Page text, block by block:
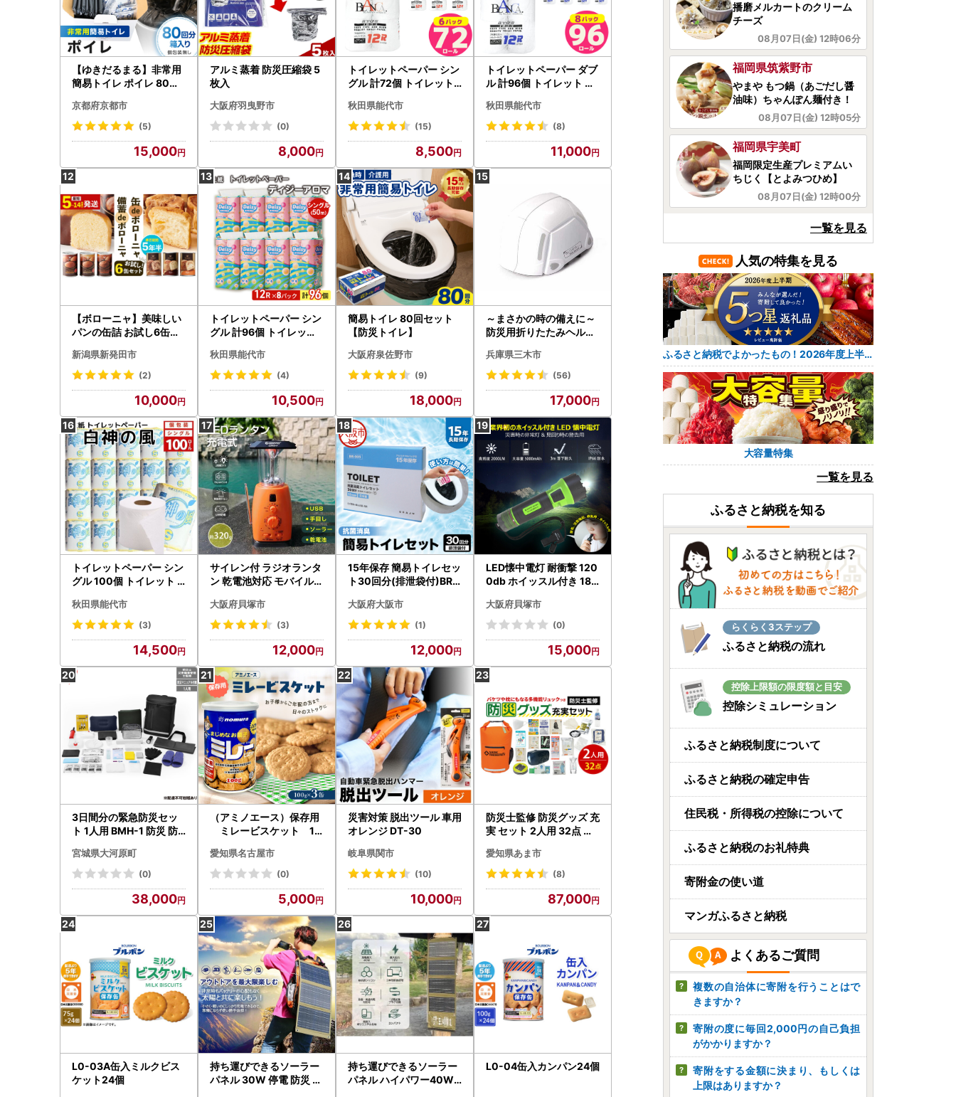
【ゆきだるまる】非常用
簡易トイレ ポイレ 80回
(個包装無し) ｜京都 防災
グッズ 携帯トイレ
京都府京都市
(5)
15,000
アルミ蒸着 防災圧縮袋 5
枚入
大阪府羽曳野市
(0)
8,000
トイレットペーパー シン
グル 計72個 トイレット
秋田県能代市
(15)
8,500
トイレットペーパー ダブ
ル 計96個 トイレット ブ
秋田県能代市
(8)
11,000
【ボローニャ】美味しい
パンの缶詰 お試し6缶セ
新潟県新発田市
(2)
10,000
トイレットペーパー シン
グル 計96個 トイレット
秋田県能代市
(4)
10,500
簡易トイレ 80回セット
【防災トイレ】
大阪府泉佐野市
(9)
18,000
～まさかの時の備えに～
防災用折りたたみヘルメ
イト）
兵庫県三木市
(56)
17,000
トイレットペーパー シン
グル 100個 トイレット
秋田県能代市
(3)
14,500
サイレン付 ラジオランタ
ン 乾電池対応 モバイルラ
大阪府貝塚市
(3)
12,000
15年保存 簡易トイレセッ
ト30回分(排泄袋付)BR-
0001
大阪府大阪市
(1)
12,000
LED懐中電灯 耐衝撃 120
0db ホイッスル付き 180
8FZ
大阪府貝塚市
(0)
15,000
3日間分の緊急防災セッ
ト 1人用 BMH-1 防災 防
リュック 一人用 3日間避
難 ブラック 必要なもの
ット 避難リュック 非常用
監修 災害備蓄管理士監修
宮城県大河原町
(0)
38,000
（アミノエース）保存用
ミレービスケット 10
愛知県名古屋市
(0)
5,000
災害対策 脱出ツール 車用
オレンジ DT-30
岐阜県関市
(10)
10,000
防災士監修 防災グッズ 充
実 セット 2人用 32点 防
携帯トイレ 簡易トイレ 清
潔用品 ランタン 非常用持
避難グッズ 災害セット 非
震災 被災 ナテック 送料
愛知県あま市
(8)
87,000
L0-03A缶入ミルクビス
ケット24個
持ち運びできるソーラー
パネル 30W 停電 防災 防
持ち運びできるソーラー
パネル ハイパワー40W
L0-04缶入カンパン24個
やまや もつ鍋（あごだし醤
油味）ちゃんぽん麺付き！
08月07日(金) 12時05分
福岡県宇美町
福岡限定生産プレミアムい
ちじく【とよみつひめ】
08月07日(金) 12時00分
宮崎県西都市
＜2026発送＞杉田農園 訳あ
り 西都市産 ご家庭用完熟...
08月07日(金) 12時00分
やまびこ味噌
08月07日(金) 12時16分
山形県酒田市
🍇秋の入口はもうすぐ！大
粒ブドウを頬張ろう😋🍇
08月07日(金) 12時14分
宮崎県美郷町
宮崎県産乾椎茸 どんこ
08月07日(金) 12時12分
長崎県長崎市
【7営業日以内発送】長崎五
島灘一汐干し 合計12枚
08月07日(金) 12時11分
長崎和牛ステーキリブロー
ス
08月07日(金) 12時09分
高知県土佐市
美しい透かし模様！高級ポ
ケットティッシュ
08月07日(金) 12時08分
兵庫県加古川市
チーズ
08月07日(金) 12時06分
福岡県筑紫野市
やまや もつ鍋（あごだし醤
油味）ちゃんぽん麺付き！
08月07日(金) 12時05分
福岡県宇美町
福岡限定生産プレミアムい
ちじく【とよみつひめ】
宮崎県西都市
＜2026発送＞杉田農園 訳あ
08月07日(金) 12時00分
一覧を見る
人気の特集を見る
ふるさと納税でよかったもの！2026年度上半期 レビュー5つ星返礼品
大容量特集
一覧を見る
ふるさと納税を知る
らくらく3ステップ
ふるさと納税の流れ
控除上限額の限度額と目安
控除シミュレーション
ふるさと納税制度について
ふるさと納税の確定申告
住民税・所得税の控除について
ふるさと納税のお礼特典
寄附金の使い道
マンガふるさと納税
よくあるご質問
複数の自治体に寄附を行うことはで
きますか？
寄附の度に毎回2,000円の自己負担
がかかりますか？
寄附をする金額に決まり、もしくは
上限はありますか？